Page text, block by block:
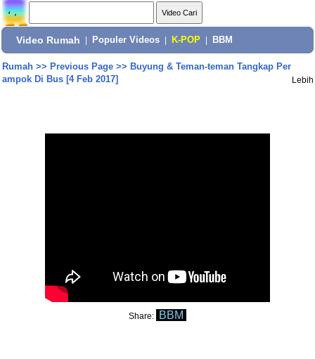
Video Rumah Populer Videos K-POP BBM
Rumah>> Previous Page>> Buyung & Teman-teman Tangkap Per
ampok Di Bus [4 Feb 2017]
Lebih
Share: BBM